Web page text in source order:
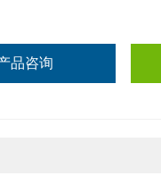
品咨询